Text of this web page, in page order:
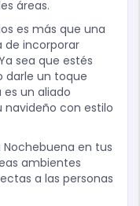
áreas.
es más que una
de incorporar
sea que estés
darle un toque
un aliado
con estilo
en tus
ambientes
a las personas